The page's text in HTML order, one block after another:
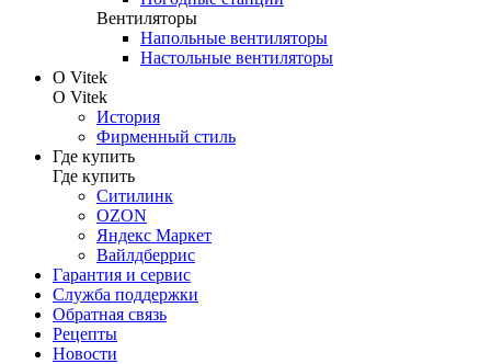
Вентиляторы
Напольные вентиляторы
Настольные вентиляторы
О Vitek
О Vitek
История
Фирменный стиль
Где купить
Где купить
Ситилинк
OZON
Яндекс Маркет
Вайлдберрис
Гарантия и сервис
Служба поддержки
Обратная связь
Рецепты
Новости